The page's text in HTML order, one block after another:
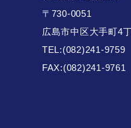
〒730-0051
広島市中区大手町4
TEL:(082)241-9759
FAX:(082)241-9761